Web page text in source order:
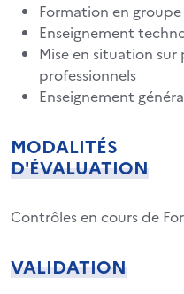
Formation en groupe
Enseignement
Mise en situation
professionnels
Enseignement
MODALITÉS
D'ÉVALUATION
Contrôles en cours de
VALIDATION